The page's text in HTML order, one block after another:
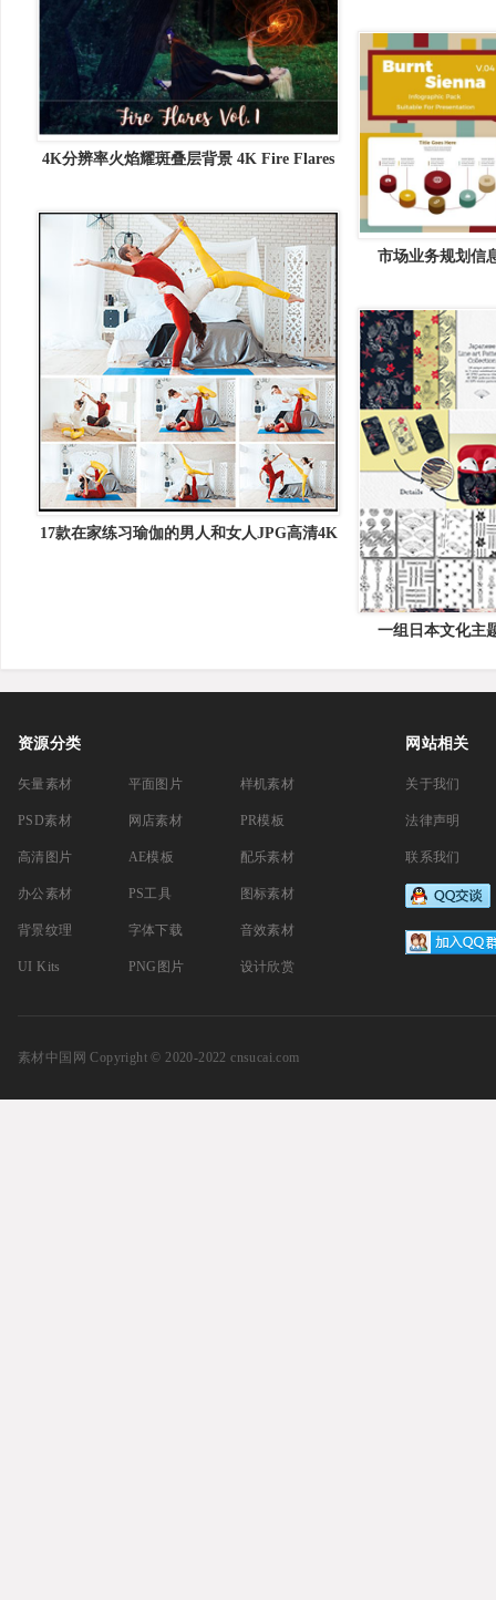
4K分辨率火焰耀斑叠层背景 4K Fire Flares
市场业务规划信
17款在家练习瑜伽的男人和女人JPG高清4K
一组日本文化主
资源分类
矢量素材
PSD素材
高清图片
办公素材
背景纹理
UI Kits
平面图片
网店素材
AE模板
PS工具
字体下载
PNG图片
样机素材
PR模板
配乐素材
图标素材
音效素材
设计欣赏
网站相关
关于我们
法律声明
联系我们
素材中国网 Copyright © 2020-2022 cnsucai.com